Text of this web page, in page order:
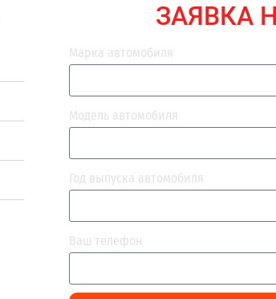
ЗАЯВКА
Марка автомобиля
Модель автомобиля
Год выпуска автомобиля
Ваш телефон